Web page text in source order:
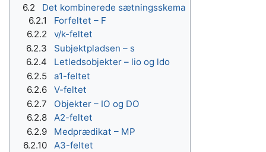
6.2
Det kombinerede sætningsskema
6.2.1
Forfeltet – F
6.2.2
v/k-feltet
6.2.3
Subjektpladsen – s
6.2.4
Letledsobjekter – lio og ldo
6.2.5
a1-feltet
6.2.6
V-feltet
6.2.7
Objekter – IO og DO
6.2.8
A2-feltet
6.2.9
Medprædikat – MP
6.2.10
A3-feltet